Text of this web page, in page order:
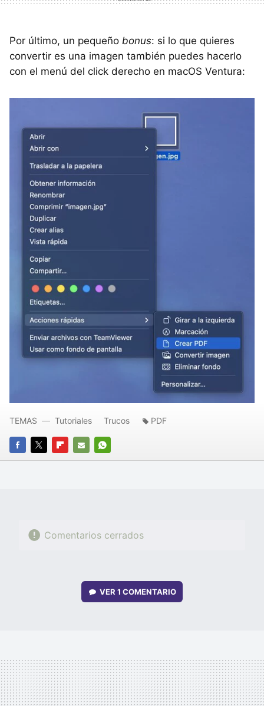
Por último, un pequeño bonus: si lo que quieres
convertir es una imagen también puedes hacerlo
con el menú del click derecho en macOS Ventura:
FACEBOOK
TWITTERFLIPBOARD
E-
WHATSAPP
TEMAS Tutoriales Trucos PDF
Comentarios cerrados
VER 1 COMENTARIO